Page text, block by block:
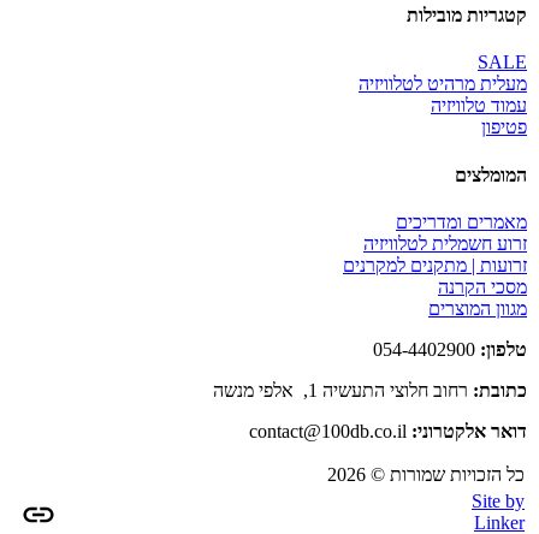
קטגריות מובילות
SALE
מעלית מרהיט לטלוויזיה
עמוד טלוויזיה
פטיפון
המומלצים
מאמרים ומדריכים
זרוע חשמלית לטלוויזיה
זרועות | מתקנים למקרנים
מסכי הקרנה
מגוון המוצרים
טלפון:
כתובת: רחוב חלוצי התעשיה 1, אלפי מנשה
דואר אלקטרוני:
כל הזכויות שמורות © 2026
Site by
Linker